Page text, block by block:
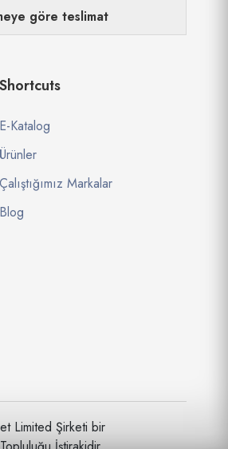
göre teslimat
Shortcuts
E-Katalog
Ürünler
Çalıştığımız Markalar
Blog
Limited Şirketi bir